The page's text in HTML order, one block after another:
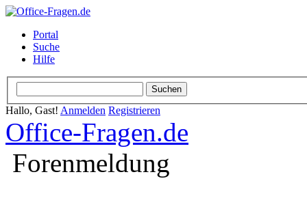
Portal
Suche
Hilfe
Hallo, Gast! Anmelden Registrieren
Office-Fragen.de
Forenmeldung